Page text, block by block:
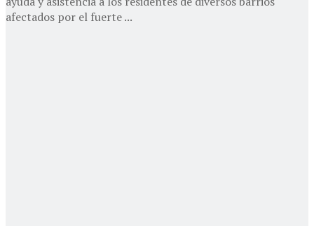
afectados por el fuerte ...